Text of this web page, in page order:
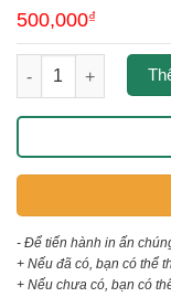
500,000₫
in uv alu theo yêu
- Để tiến hành in ấn
+ Nếu đã có, bạn có thể
+ Nếu chưa có, bạn có